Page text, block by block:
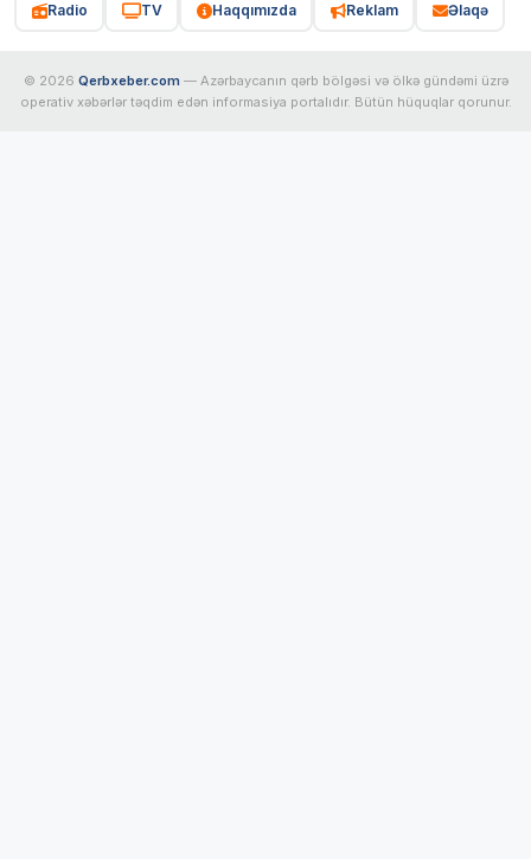
Radio TV Haqqımızda Reklam Əlaqə
© 2026 Qerbxeber.com — Azərbaycanın qərb bölgəsi və ölkə gündəmi üzrə
operativ xəbərlər təqdim edən informasiya portalıdır. Bütün hüquqlar qorunur.